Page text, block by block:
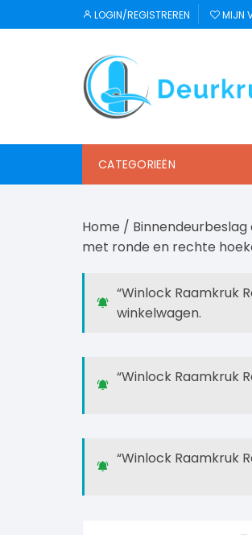
naar
LOGIN/REGISTREREN MIJN
CATEGORIEËN
Home /
met ronde en rechte
“Winlock Raamkruk
winkelwagen.
“Winlock Raamkruk
“Winlock Raamkruk